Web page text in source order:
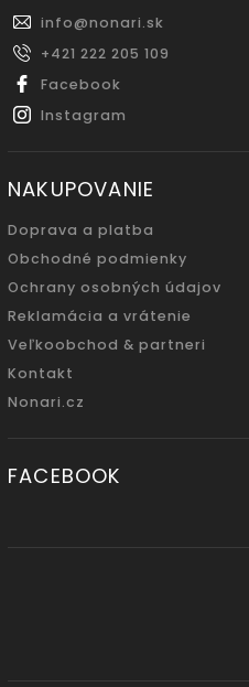
info@nonari.sk
+421 222 205 109
Facebook
Instagram
NAKUPOVANIE
Doprava a platba
Obchodné podmienky
Ochrany osobných údajov
Reklamácia a vrátenie
Veľkoobchod & partneri
Kontakt
Nonari.cz
FACEBOOK